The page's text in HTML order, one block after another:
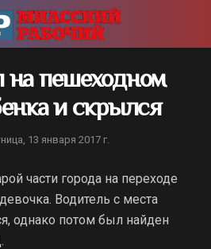
пешеходном
и скрылся
13 января 2017 г.
части города на переходе
Водитель с места
однако потом был найден